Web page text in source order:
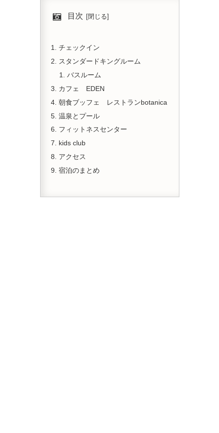
目次
チェックイン
スタンダードキングルーム
バスルーム
カフェ EDEN
朝食ブッフェ レストランbotanica
温泉とプール
フィットネスセンター
kids club
アクセス
宿泊のまとめ